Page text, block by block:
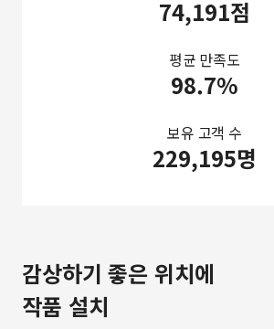
74,191점
평균 만족도
98.7%
보유 고객 수
229,195명
감상하기 좋은 위치에
작품 설치